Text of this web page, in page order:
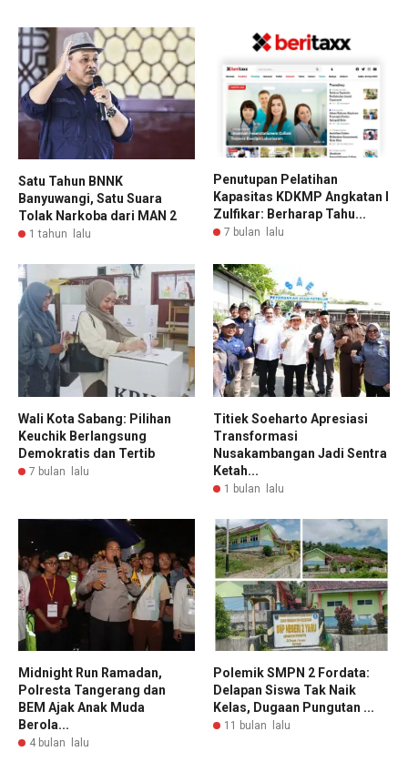
Satu Tahun BNNK
Banyuwangi, Satu Suara
Tolak Narkoba dari MAN 2
1 tahun lalu
Penutupan Pelatihan
Kapasitas KDKMP Angkatan I
Zulfikar: Berharap Tahu...
7 bulan lalu
Wali Kota Sabang: Pilihan
Keuchik Berlangsung
Demokratis dan Tertib
7 bulan lalu
Titiek Soeharto Apresiasi
Transformasi
Nusakambangan Jadi Sentra
Ketah...
1 bulan lalu
Midnight Run Ramadan,
Polresta Tangerang dan
BEM Ajak Anak Muda
Berola...
4 bulan lalu
Polemik SMPN 2 Fordata:
Delapan Siswa Tak Naik
Kelas, Dugaan Pungutan ...
11 bulan lalu